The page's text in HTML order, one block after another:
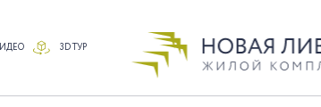
3D ТУР